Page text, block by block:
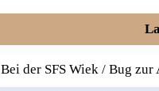
Bei der SFS Wiek / Bug